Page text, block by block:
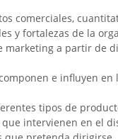
comerciales,
y fortalezas de la
a partir de
e influyen
tipos de
intervienen en el